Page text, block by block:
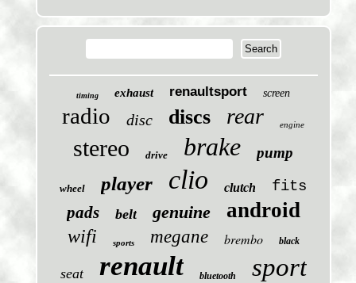
timing exhaust renaultsport screen
radio disc discs rear engine
stereo drive brake pump
wheel player clio clutch fits
pads belt genuine android
wifi sports megane brembo black
seat renault bluetooth sport